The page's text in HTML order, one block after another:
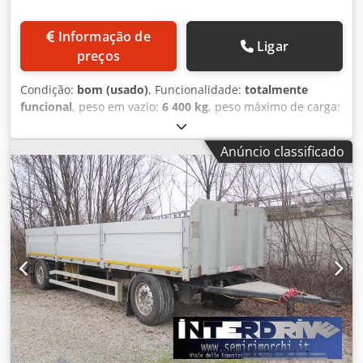
preços
Ligar
Condição: bom (usado), Funcionalidade: totalmente
funcional, peso em vazio: 6 400 kg, peso máximo de carga:
36 800 kg
eixos, primeira matrícula:11/1999, comprimento do
espaço de carga:13 800 mm , largura do espaço de carga:
2 550 mm, altura do espaço de carga:1 050 mm,
comprimento total:13 700 mm, largura total:2 550 mm,
suspensão:ar, tamanho do pneu: 445.45 r 19.5, cor:
prateado, travão de reboque:reboque com freio, Ano de
fabrico:
, Equipamento: ABS, semi-reboque
plataforma rebaixada aberto Zorzi usado, ano 1999, 3 eixos
com freio a disco, 1° elevatório e 3° direcional, ABS,
suspensões pneumáticas, 13,80 m de comprimento,
acoplamento do prato máx. 1,05 m, ganchos laterais com
colarinho, ganchos twist para caixas de 20 e 30 pés,
CONCESSIONÁRIA INTERDRIVE SRL-PARMA. Cjdsywhdlepfx
Anúncio classificado